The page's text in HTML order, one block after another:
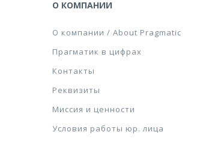
О КОМПАНИИ
О компании / About Pragmatic
Прагматик в цифрах
Контакты
Реквизиты
Миссия и ценности
Условия работы юр. лица